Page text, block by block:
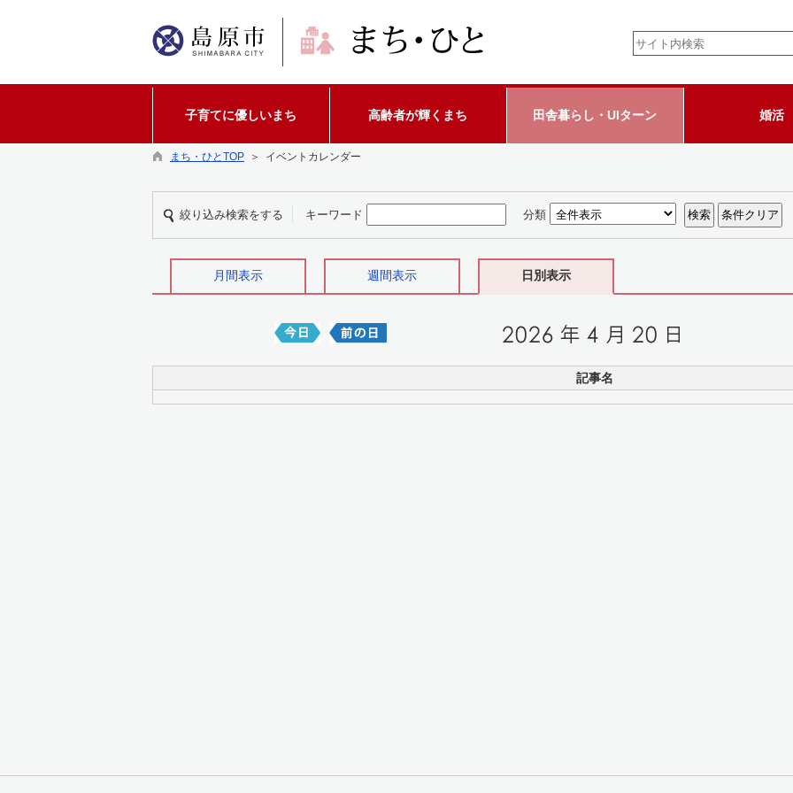
子育てに優しいまち 高齢者が輝くまち 田舎暮らし・UIターン 婚活
まち・ひとTOP ＞ イベントカレンダー
絞り込み検索をする キーワード 分類
月間表示 週間表示 日別表示
記事名